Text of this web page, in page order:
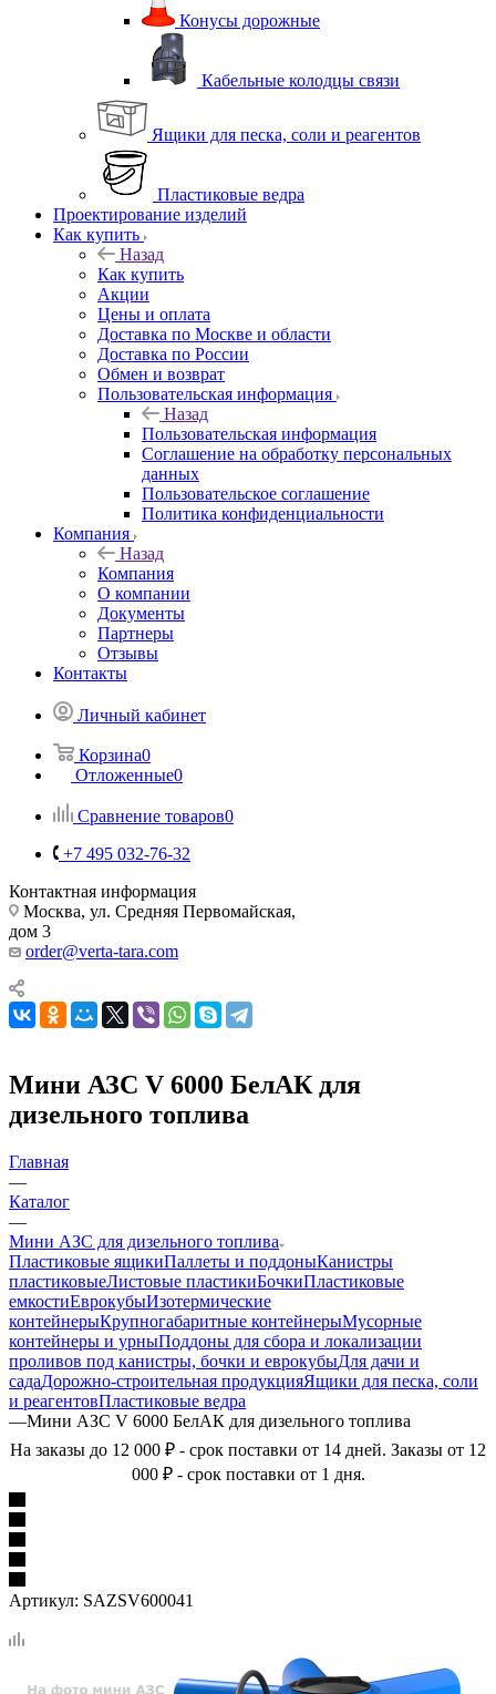
Конусы дорожные
Кабельные колодцы связи
Ящики для песка, соли и реагентов
Пластиковые ведра
Проектирование изделий
Как купить
Назад
Как купить
Акции
Цены и оплата
Доставка по Москве и области
Доставка по России
Обмен и возврат
Пользовательская информация
Назад
Пользовательская информация
Соглашение на обработку персональных
данных
Пользовательское соглашение
Политика конфиденциальности
Компания
Назад
Компания
О компании
Документы
Партнеры
Отзывы
Контакты
Личный кабинет
Корзина0
Отложенные0
Сравнение товаров0
+7 495 032-76-32
Контактная информация
Москва, ул. Средняя Первомайская,
дом 3
order@verta-tara.com
Мини АЗС V 6000 БелАК для
дизельного топлива
Главная
—
Каталог
—
Мини АЗС для дизельного топлива
Пластиковые ящикиПаллеты и поддоныКанистры
пластиковыеЛистовые пластикиБочкиПластиковые
емкостиЕврокубыИзотермические
контейнерыКрупногабаритные контейнерыМусорные
контейнеры и урныПоддоны для сбора и локализации
проливов под канистры, бочки и еврокубыДля дачи и
садаДорожно-строительная продукцияЯщики для песка, соли
и реагентовПластиковые ведра
—Мини АЗС V 6000 БелАК для дизельного топлива
На заказы до 12 000 ₽ - срок поставки от 14 дней. Заказы от 12
000 ₽ - срок поставки от 1 дня.
Артикул: SAZSV600041